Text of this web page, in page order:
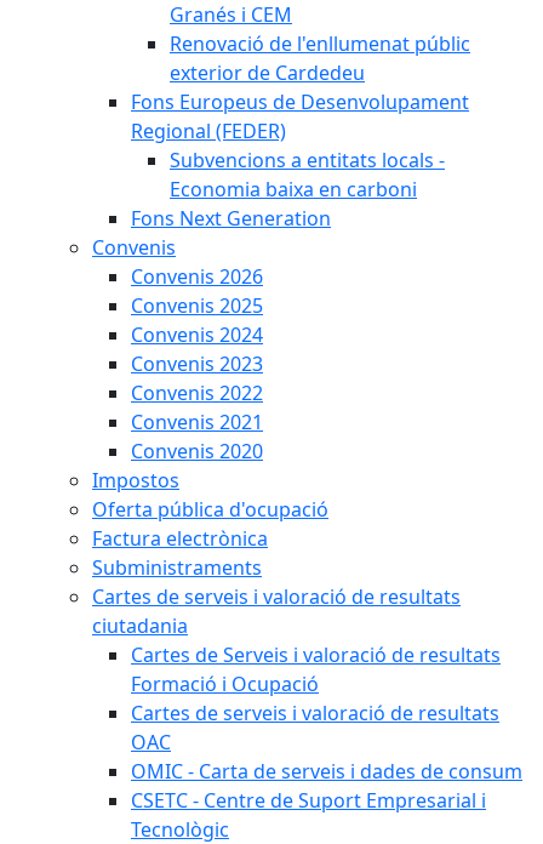
Granés i CEM
Renovació de l'enllumenat públic
exterior de Cardedeu
Fons Europeus de Desenvolupament
Regional (FEDER)
Subvencions a entitats locals -
Economia baixa en carboni
Fons Next Generation
Convenis
Convenis 2026
Convenis 2025
Convenis 2024
Convenis 2023
Convenis 2022
Convenis 2021
Convenis 2020
Impostos
Oferta pública d'ocupació
Factura electrònica
Subministraments
Cartes de serveis i valoració de resultats
ciutadania
Cartes de Serveis i valoració de resultats
Formació i Ocupació
Cartes de serveis i valoració de resultats
OAC
OMIC - Carta de serveis i dades de consum
CSETC - Centre de Suport Empresarial i
Tecnològic